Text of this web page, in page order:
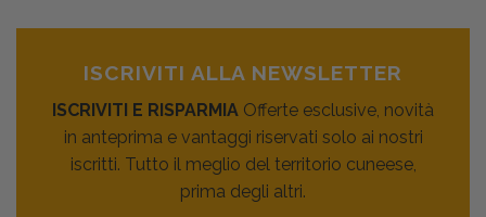
ISCRIVITI ALLA NEWSLETTER
ISCRIVITI E RISPARMIA Offerte esclusive, novità
in anteprima e vantaggi riservati solo ai nostri
iscritti. Tutto il meglio del territorio cuneese,
prima degli altri.